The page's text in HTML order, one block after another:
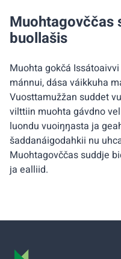
Muohtagovččas
buollašis
Muohta gokčá
mánnui, dása váikkuha
Vuosttamužžan suddet
vilttiin muohta gávdno
luondu vuoiŋŋasta ja
šaddanáigodahkii nu
Muohtagovččas suddje
ja ealliid.